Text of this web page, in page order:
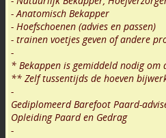
- Anatomisch Bekapper
- Hoefschoenen (advies en passen)
- trainen voetjes geven of andere
-
* Bekappen is gemiddeld nodig om
** Zelf tussentijds de hoeven
-
Gediplomeerd Barefoot Paard-
Opleiding Paard en Gedrag
-